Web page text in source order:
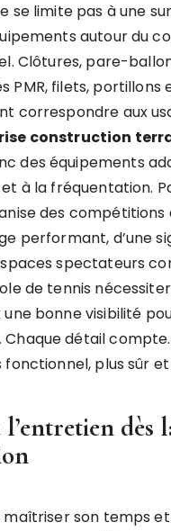
se limite pas à une
autour du
Clôtures, pare-
PMR, filets, portillons
correspondre aux
construction
des équipements
à la fréquentation.
des compétitions
performant, d’une
spectateurs
de tennis
bonne visibilité
détail
fonctionnel, plus sûr
l’entretien dès
maîtriser son temps